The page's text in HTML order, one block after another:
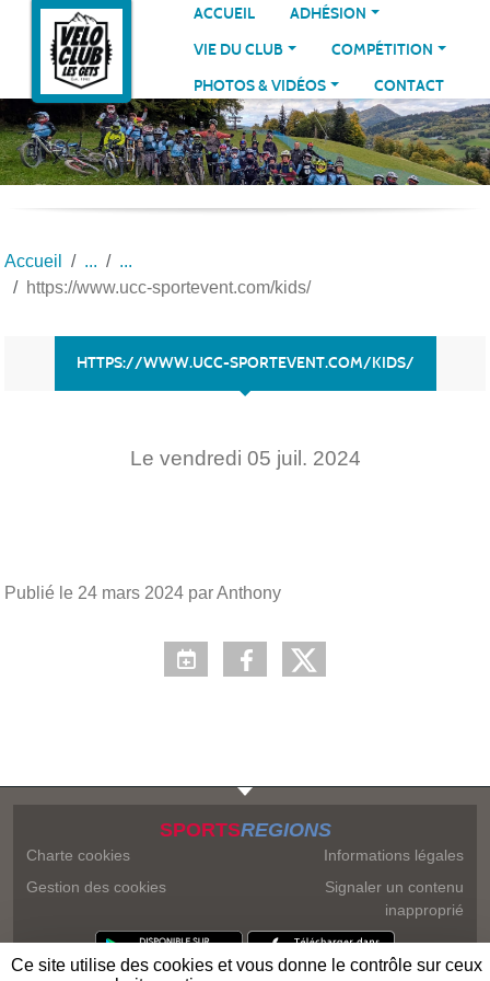
ACCUEIL
ADHÉSION
VIE DU CLUB
COMPÉTITION
PHOTOS & VIDÉOS
CONTACT
Accueil
https://www.ucc-sportevent.com/kids/
HTTPS://WWW.UCC-SPORTEVENT.COM/KIDS/
Le vendredi 05 juil. 2024
Publié le 24 mars 2024 par Anthony
SPORTSREGIONS
Charte cookies
Gestion des cookies
Informations légales
Signaler un contenu
inapproprié
Panneau de gestion des cookies
Ce site utilise des cookies et vous donne le contrôle sur ceux